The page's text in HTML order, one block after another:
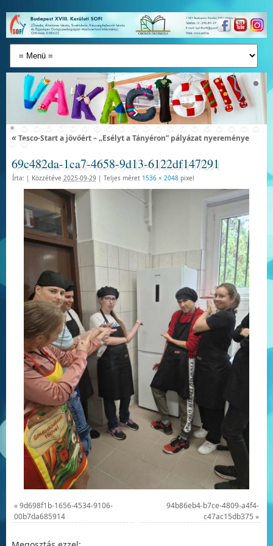
«Tesco-Start a jövőért – „Esélyt a Tányéron” pályázat nyereménye
69c482da-1ca7-4658-9d13-6122df147291
Írta: | Közzétéve 2025-09-29 | Teljes méret 1536 × 2048pixel
«9d698f1b-1656-4534-9106-
00b7da685914
94b86eb4-b7ce-4809-a4f4-
c47ac15db375 »